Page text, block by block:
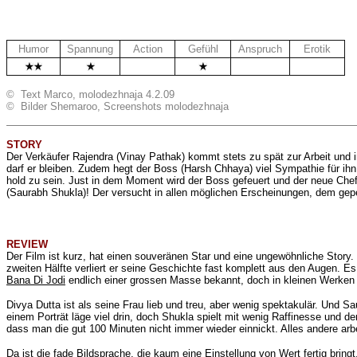
Humor Spannung Action Gefühl Anspruch
Erotik
© Text Marco, molodezhnaja 4.2.09
© Bilder Shemaroo, Screenshots molodezhnaja
STORY
Der Verkäufer Rajendra (Vinay Pathak) kommt stets zu spät zur Arbeit
darf er bleiben. Zudem hegt der Boss (Harsh Chhaya) viel Sympathie für
hold zu sein. Just in dem Moment wird der Boss gefeuert und der neue
(Saurabh Shukla)! Der versucht in allen möglichen Erscheinungen, dem
REVIEW
Der Film ist kurz, hat einen souveränen Star und eine ungewöhnliche
zweiten Hälfte verliert er seine Geschichte fast komplett aus den Augen.
Bana Di Jodi endlich einer grossen Masse bekannt, doch in kleinen
Divya Dutta ist als seine Frau lieb und treu, aber wenig spektakulär. Und
einem Porträt läge viel drin, doch Shukla spielt mit wenig Raffinesse und
dass man die gut 100 Minuten nicht immer wieder einnickt. Alles andere
Da ist die fade Bildsprache, die kaum eine Einstellung von Wert fertig